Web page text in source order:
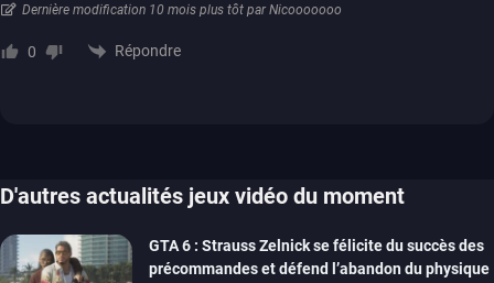
Dernière modification 10 mois plus tôt par Nicooooooo
0 Répondre
D'autres actualités jeux vidéo du moment
GTA 6 : Strauss Zelnick se félicite du succès des
précommandes et défend l’abandon du physique